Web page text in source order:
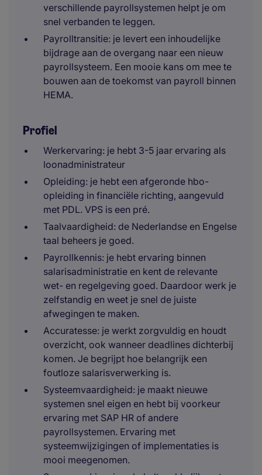
verschillende payrollsystemen helpt je om
snel verbanden te leggen.
Payrolltransitie: je levert een inhoudelijke
bijdrage aan de overgang naar een nieuw
payrollsysteem. Een mooie kans om mee te
bouwen aan de toekomst van payroll binnen
HEMA.
Profiel
Werkervaring: je hebt 3-5 jaar ervaring als
loonadministrateur
Opleiding: je hebt een afgeronde hbo-
opleiding in financiële richting, aangevuld
met PDL. VPS is een pré.
Taalvaardigheid: de Nederlandse en Engelse
taal beheers je goed.
Payrollkennis: je hebt ervaring binnen
salarisadministratie en kent de relevante
wet- en regelgeving goed. Daardoor werk je
zelfstandig en weet je snel de juiste
afwegingen te maken.
Accuratesse: je werkt zorgvuldig en houdt
overzicht, ook wanneer deadlines dichterbij
komen. Je begrijpt hoe belangrijk een
foutloze salarisverwerking is.
Systeemvaardigheid: je maakt nieuwe
systemen snel eigen en hebt bij voorkeur
ervaring met SAP HR of andere
payrollsystemen. Ervaring met
systeemwijzigingen of implementaties is
mooi meegenomen.